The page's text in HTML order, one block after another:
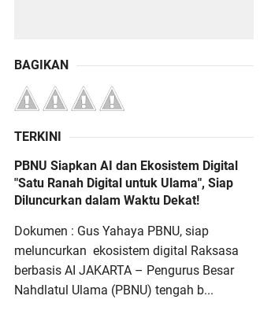
BAGIKAN
TERKINI
PBNU Siapkan AI dan Ekosistem Digital
"Satu Ranah Digital untuk Ulama", Siap
Diluncurkan dalam Waktu Dekat!
Dokumen : Gus Yahaya PBNU, siap
meluncurkan ekosistem digital Raksasa
berbasis AI JAKARTA – Pengurus Besar
Nahdlatul Ulama (PBNU) tengah b...